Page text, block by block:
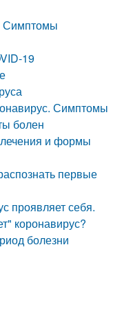
Симптомы
19
Симптомы
болен
и формы
первые
проявляет себя.
коронавирус?
болезни